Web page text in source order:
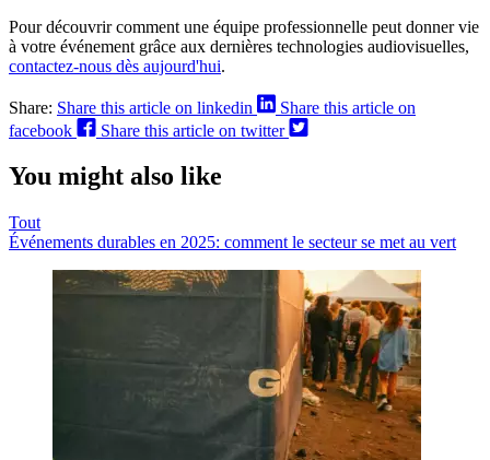
Pour découvrir comment une équipe professionnelle peut donner vie
à votre événement grâce aux dernières technologies audiovisuelles,
contactez-nous dès aujourd'hui.
Share: Share this article on linkedin
Share this article on
facebook
Share this article on twitter
You might also like
Tout
Événements durables en 2025: comment le secteur se met au vert